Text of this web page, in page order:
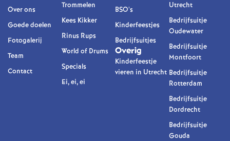
Over ons
Goede doelen
Fotogalerij
Team
Contact
Trommelen
Kees Kikker
Rinus Rups
World of Drums
Specials
Ei, ei, ei
BSO's
Kinderfeestjes
Bedrijfsuitjes
Overig
Kinderfeestje
vieren in Utrecht
Utrecht
Bedrijfsuitje
Oudewater
Bedrijfsuitje
Montfoort
Bedrijfsuitje
Rotterdam
Bedrijfsuitje
Dordrecht
Bedrijfsuitje
Gouda